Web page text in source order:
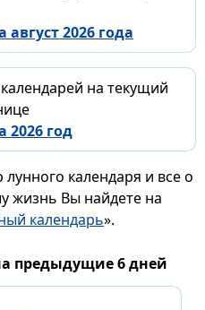
2026 года
на текущий
2026 год
календаря и все о
жизнь Вы найдете на
календарь».
предыдущие 6 дней